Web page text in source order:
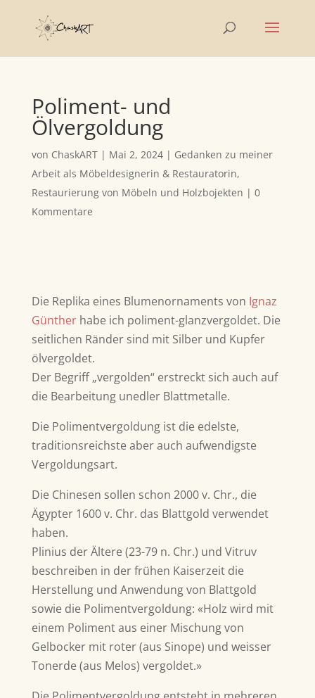
Poliment- und
Ölvergoldung
von ChaskART| Mai 2, 2024| Gedanken zu meiner
Arbeit als Möbeldesignerin & Restauratorin,
Restaurierung von Möbeln und Holzbojekten | 0
Kommentare
Die Replika eines Blumenornaments von Ignaz
Güntherhabe ich poliment-glanzvergoldet. Die
seitlichen Ränder sind mit Silber und Kupfer
ölvergoldet.
Der Begriff „vergolden“ erstreckt sich auch auf
die Bearbeitung unedler Blattmetalle.
Die Polimentvergoldung ist die edelste,
traditionsreichste aber auch aufwendigste
Vergoldungsart.
Die Chinesen sollen schon 2000 v. Chr., die
Ägypter 1600 v. Chr. das Blattgold verwendet
haben.
Plinius der Ältere (23-79 n. Chr.) und Vitruv
beschreiben in der frühen Kaiserzeit die
Herstellung und Anwendung von Blattgold
sowie die Polimentvergoldung: «Holz wird mit
einem Poliment aus einer Mischung von
Gelbocker mit roter (aus Sinope) und weisser
Tonerde (aus Melos) vergoldet.»